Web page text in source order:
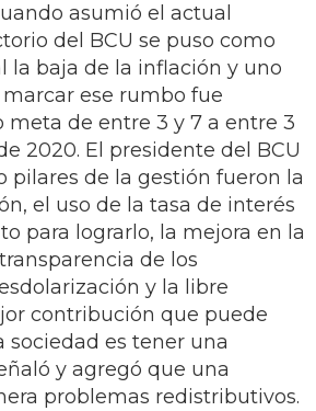
asumió el actual
del BCU se puso como
la baja de la inflación y uno
ese rumbo fue
meta de entre 3 y 7 a entre 3
2020. El presidente del BCU
pilares de la gestión fueron la
el uso de la tasa de interés
para lograrlo, la mejora en la
de los
y la libre
contribución que puede
sociedad es tener una
y agregó que una
problemas redistributivos.